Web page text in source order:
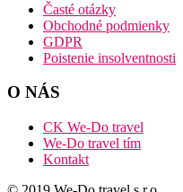
Časté otázky
Obchodné podmienky
GDPR
Poistenie insolventnosti
O NÁS
CK We-Do travel
We-Do travel tím
Kontakt